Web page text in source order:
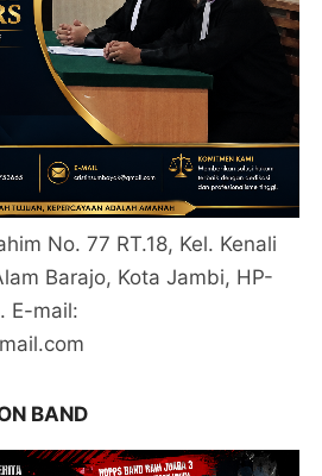
No. 77 RT.18, Kel. Kenali
Barajo, Kota Jambi, HP-
E-mail:
BAND